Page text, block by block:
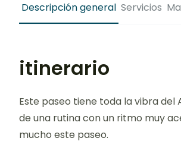
Descripción general Servicios
itinerario
Este paseo tiene toda la vibra del
de una rutina con un ritmo muy
mucho este paseo.